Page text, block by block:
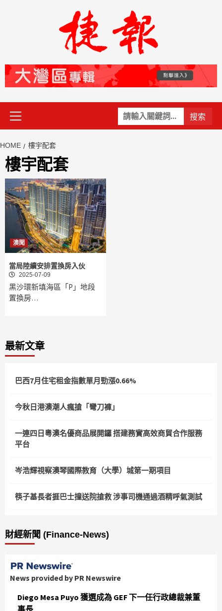
關
鍵
Primary
Menu
HOME 樓宇配套
樓宇配套
澳聞
當局陸續安排置換房入伙
2025-07-09
黑沙環新填海區「P」地段
置換房…
最新文章
巴西7月住宅租金指數單月勁漲0.66%
今秋日港澳潮人瘋搶「彎刀褲」
一連四日粵澳名優商品展開鑼 搭建務實高效商貿合作服務
平台
岑浩輝視察澳琴國際教育（大學）城第一期項目
筷子基長者捱巴士撞送院搶救 涉事司機通過酒精呼氣測試
財經新聞 (Finance-News)
News provided by PR Newswire
Diego Mesa Puyo 獲選成為 GEF 下一任行政總裁兼董